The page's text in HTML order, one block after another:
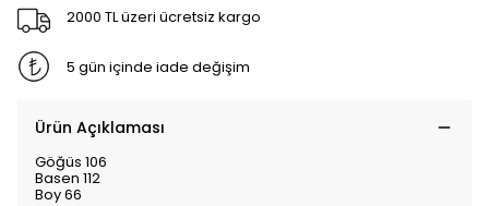
2000 TL üzeri ücretsiz kargo
5 gün içinde iade değişim
Ürün Açıklaması
Göğüs 106
Basen 112
Boy 66